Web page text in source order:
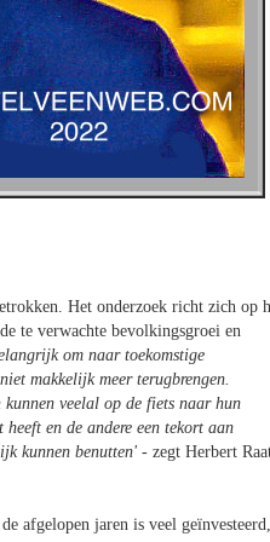
Het onderzoek richt zich op
te verwachte bevolkingsgroei en
om naar toekomstige
makkelijk meer terugbrengen.
kunnen veelal op de fiets naar hun
en de andere een tekort aan
kunnen benutten' - zegt Herbert
afgelopen jaren is veel geïnvesteerd,